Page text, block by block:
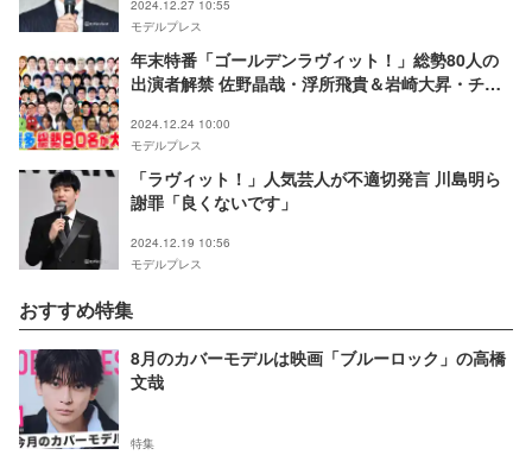
2024.12.27 10:55
モデルプレス
年末特番「ゴールデンラヴィット！」総勢80人の
出演者解禁 佐野晶哉・浮所飛貴＆岩崎大昇・チャ
2024.12.24 10:00
モデルプレス
「ラヴィット！」人気芸人が不適切発言 川島明ら
謝罪「良くないです」
2024.12.19 10:56
モデルプレス
おすすめ特集
8月のカバーモデルは映画「ブルーロック」の高橋
文哉
特集